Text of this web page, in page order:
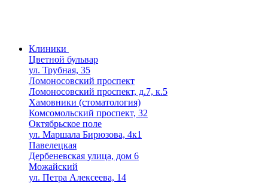
Клиники
Цветной бульвар
ул. Трубная, 35
Ломоносовский проспект
Ломоносовский проспект, д.7, к.5
Хамовники (стоматология)
Комсомольский проспект, 32
Октябрьское поле
ул. Маршала Бирюзова, 4к1
Павелецкая
Дербеневская улица, дом 6
Можайский
ул. Петра Алексеева, 14